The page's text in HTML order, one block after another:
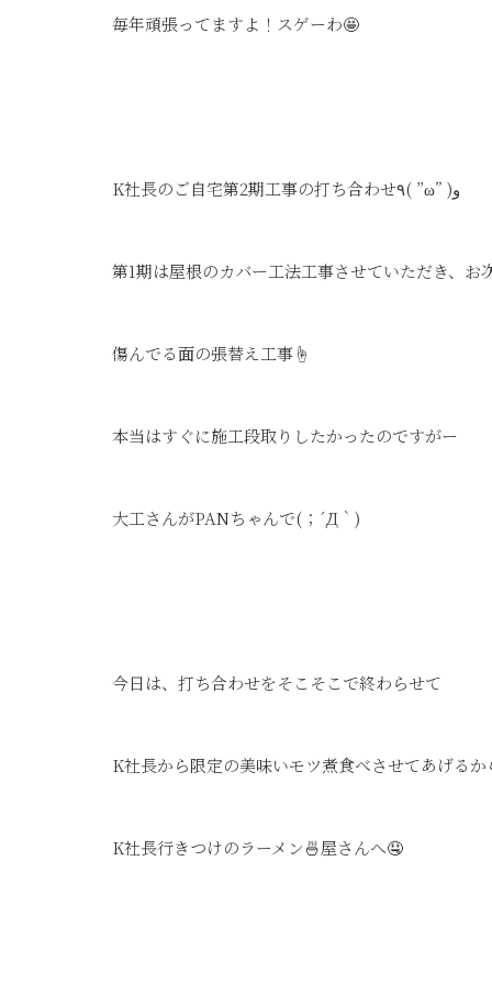
毎年頑張ってますよ！スゲーわ🤩
K社長のご自宅第2期工事の打ち合わせ٩( ”ω” )و
第1期は屋根のカバー工法工事させていただき、お
傷んでる面の張替え工事☝
本当はすぐに施工段取りしたかったのですがー
大工さんがPANちゃんで(；´Д｀)
今日は、打ち合わせをそこそこで終わらせて
K社長から限定の美味いモツ煮食べさせてあげる
K社長行きつけのラーメン🍜屋さんへ🤤